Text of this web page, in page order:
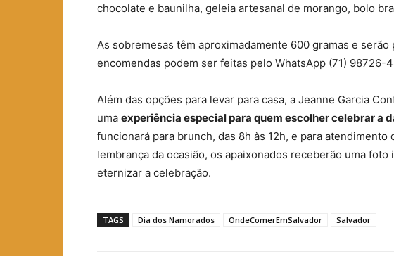
chocolate e baunilha, geleia artesanal de morango, bolo
As sobremesas têm aproximadamente 600 gramas e
encomendas podem ser feitas pelo WhatsApp (71) 98726-
Além das opções para levar para casa, a Jeanne Garcia
uma experiência especial para quem escolher celebrar a
funcionará para brunch, das 8h às 12h, e para atendimento
lembrança da ocasião, os apaixonados receberão uma
eternizar a celebração.
TAGS Dia dos Namorados OndeComerEmSalvador Salvador